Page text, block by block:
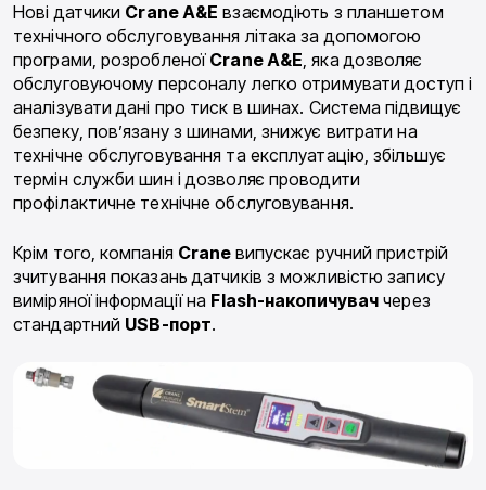
Нові датчики Crane A&E взаємодіють з планшетом
технічного обслуговування літака за допомогою
програми, розробленої Crane A&E, яка дозволяє
обслуговуючому персоналу легко отримувати доступ і
аналізувати дані про тиск в шинах. Система підвищує
безпеку, пов’язану з шинами, знижує витрати на
технічне обслуговування та експлуатацію, збільшує
термін служби шин і дозволяє проводити
профілактичне технічне обслуговування.
Крім того, компанія Crane випускає ручний пристрій
зчитування показань датчиків з можливістю запису
виміряної інформації на Flash-накопичувач через
стандартний USB-порт.